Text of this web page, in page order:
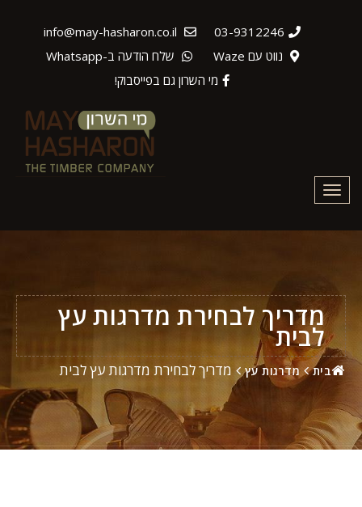
03-9312246
info@may-hasharon.co.il
נווט עם Waze
שלח הודעה ב-Whatsapp
מי השרון גם בפייסבוק!
Toggle
מדריך לבחירת מדרגות עץ
לבית
בית מדרגות עץ מדריך לבחירת מדרגות עץ לבית